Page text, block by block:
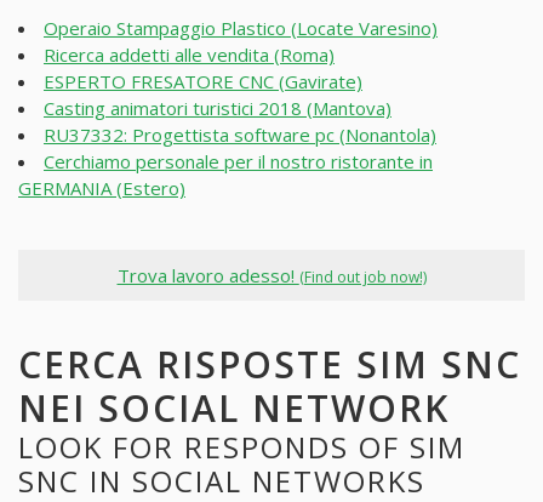
Operaio Stampaggio Plastico (Locate Varesino)
Ricerca addetti alle vendita (Roma)
ESPERTO FRESATORE CNC (Gavirate)
Casting animatori turistici 2018 (Mantova)
RU37332: Progettista software pc (Nonantola)
Cerchiamo personale per il nostro ristorante in
GERMANIA (Estero)
Trova lavoro adesso! (Find out job now!)
CERCA RISPOSTE SIM SNC
NEI SOCIAL NETWORK
LOOK FOR RESPONDS OF SIM
SNC IN SOCIAL NETWORKS